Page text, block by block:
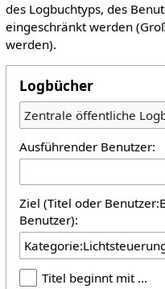
des Logbuchtyps, des
eingeschränkt werden
werden).
Logbücher
Zentrale öffentliche
Ausführender Benutzer:
Ziel (Titel oder
Benutzer):
Titel beginnt mit …